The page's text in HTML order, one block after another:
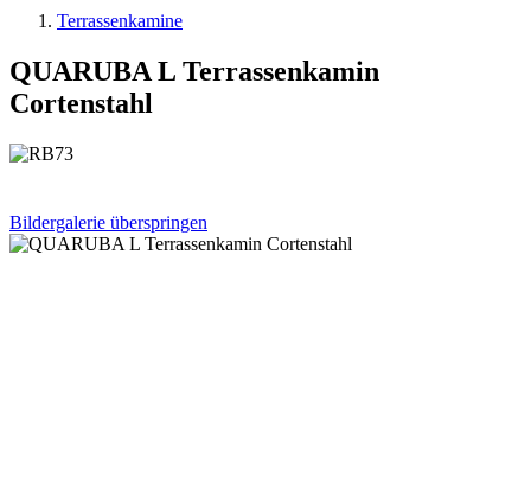
Terrassenkamine
QUARUBA L Terrassenkamin
Cortenstahl
Bildergalerie überspringen